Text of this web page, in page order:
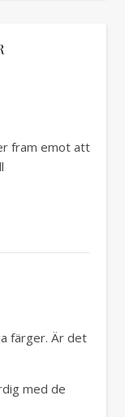
fram emot att
färger. Är det
med de